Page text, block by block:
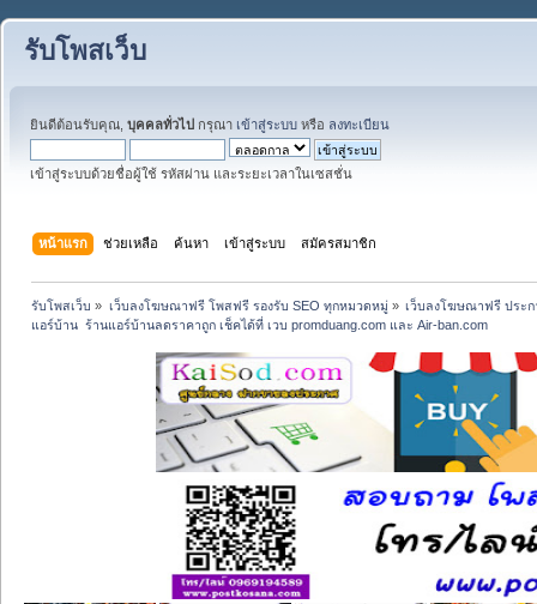
รับโพสเว็บ
ยินดีต้อนรับคุณ, บุคคลทั่วไป กรุณา เข้าสู่ระบบ หรือ ลงทะเบียน
เข้าสู่ระบบด้วยชื่อผู้ใช้ รหัสผ่าน และระยะเวลาในเซสชั่น
หน้าแรก ช่วยเหลือ ค้นหา เข้าสู่ระบบ สมัครสมาชิก
รับโพสเว็บ » เว็บลงโฆษณาฟรี โพสฟรี รองรับ SEO ทุกหมวดหมู่» เว็บลงโฆษณาฟรี ประ
แอร์บ้าน  ร้านแอร์บ้านลดราคาถูก เช็คได้ที่ เวบ promduang.com และ Air-ban.com